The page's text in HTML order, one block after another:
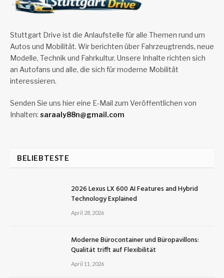
Stuttgart Drive ist die Anlaufstelle für alle Themen rund um
Autos und Mobilität. Wir berichten über Fahrzeugtrends, neue
Modelle, Technik und Fahrkultur. Unsere Inhalte richten sich
an Autofans und alle, die sich für moderne Mobilität
interessieren.
Senden Sie uns hier eine E-Mail zum Veröffentlichen von
Inhalten: saraaly88n@gmail.com
BELIEBTESTE
2026 Lexus LX 600 AI Features and Hybrid
Technology Explained
April 28, 2026
Moderne Bürocontainer und Büropavillons:
Qualität trifft auf Flexibilität
April 11, 2026